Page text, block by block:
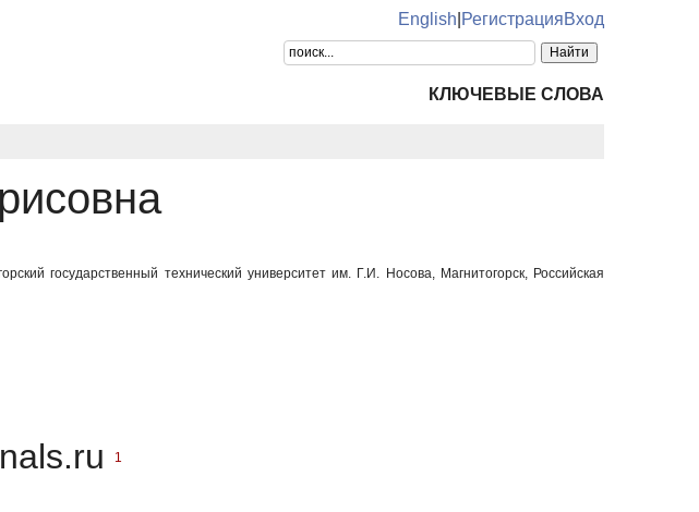
English РегистрацияВход
КЛЮЧЕВЫЕ СЛОВА
государственный технический университет им. Г.И. Носова, Магнитогорск, Российская
1